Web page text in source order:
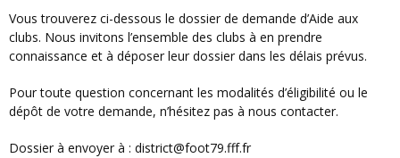
Vous trouverez ci-dessous le dossier de demande d’Aide aux
clubs. Nous invitons l’ensemble des clubs à en prendre
connaissance et à déposer leur dossier dans les délais prévus.
Pour toute question concernant les modalités d’éligibilité ou le
dépôt de votre demande, n’hésitez pas à nous contacter.
Dossier à envoyer à : district@foot79.fff.fr